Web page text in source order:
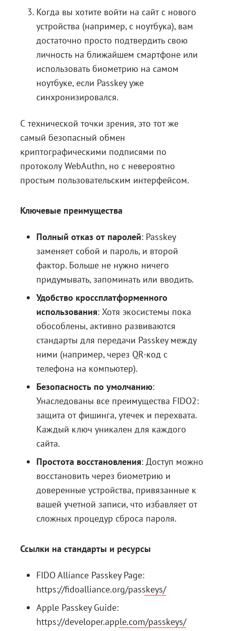
Когда вы хотите войти на сайт с нового
устройства (например, с ноутбука), вам
достаточно просто подтвердить свою
личность на ближайшем смартфоне или
использовать биометрию на самом
ноутбуке, если Passkey уже
синхронизировался.
С технической точки зрения, это тот же
самый безопасный обмен
криптографическими подписями по
протоколу WebAuthn, но с невероятно
простым пользовательским интерфейсом.
Ключевые преимущества
Полный отказ от паролей: Passkey
заменяет собой и пароль, и второй
фактор. Больше не нужно ничего
придумывать, запоминать или вводить.
Удобство кроссплатформенного
использования: Хотя экосистемы пока
обособлены, активно развиваются
стандарты для передачи Passkey между
ними (например, через QR-код с
телефона на компьютер).
Безопасность по умолчанию:
Унаследованы все преимущества FIDO2:
защита от фишинга, утечек и перехвата.
Каждый ключ уникален для каждого
сайта.
Простота восстановления: Доступ можно
восстановить через биометрию и
доверенные устройства, привязанные к
вашей учетной записи, что избавляет от
сложных процедур сброса пароля.
Ссылки на стандарты и ресурсы
FIDO Alliance Passkey Page:
https://fidoalliance.org/passkeys/
Apple Passkey Guide:
https://developer.apple.com/passkeys/